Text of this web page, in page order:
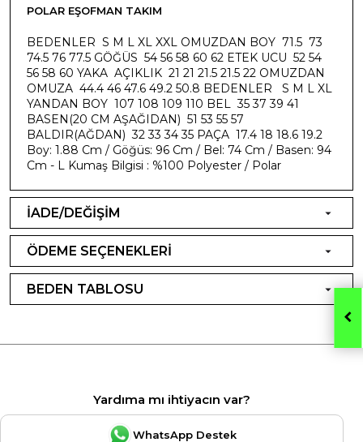
POLAR EŞOFMAN TAKIM
BEDENLER S M L XL XXL OMUZDAN BOY 71.5 73
74.5 76 77.5 GÖĞÜS 54 56 58 60 62 ETEK UCU 52 54
56 58 60 YAKA AÇIKLIK 21 21 21.5 21.5 22 OMUZDAN
OMUZA 44.4 46 47.6 49.2 50.8 BEDENLER S M L XL
YANDAN BOY 107 108 109 110 BEL 35 37 39 41
BASEN(20 CM AŞAĞIDAN) 51 53 55 57
BALDIR(AĞDAN) 32 33 34 35 PAÇA 17.4 18 18.6 19.2
Boy: 1.88 Cm / Göğüs: 96 Cm / Bel: 74 Cm / Basen: 94
Cm - L Kumaş Bilgisi : %100 Polyester / Polar
İADE/DEĞİŞİM
ÖDEME SEÇENEKLERİ
BEDEN TABLOSU
Yardıma mı ihtiyacın var?
WhatsApp Destek